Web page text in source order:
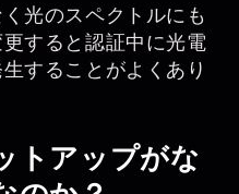
光のスペクトルにも
すると認証中に光電
することがよくあり
トアップがな